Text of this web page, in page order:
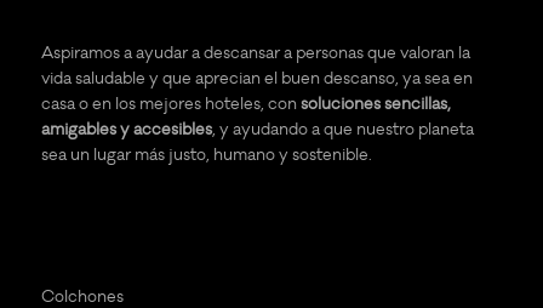
Aspiramos a ayudar a descansar a personas que valoran la
vida saludable y que aprecian el buen descanso, ya sea en
casa o en los mejores hoteles, con soluciones sencillas,
amigables y accesibles, y ayudando a que nuestro planeta
sea un lugar más justo, humano y sostenible.
Colchones